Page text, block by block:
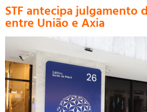
STF antecipa julgamento
entre União e Axia